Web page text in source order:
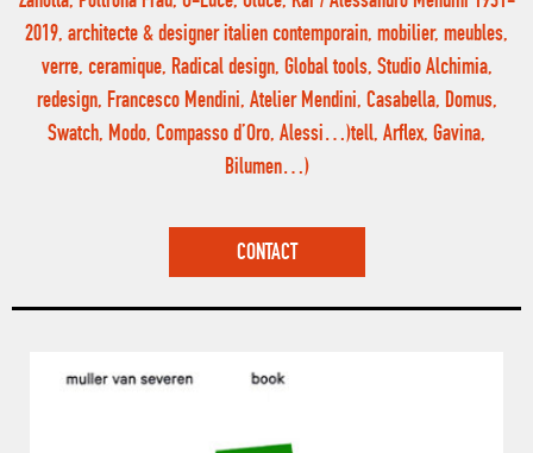
2019, architecte & designer italien contemporain, mobilier, meubles,
verre, ceramique, Radical design, Global tools, Studio Alchimia,
redesign, Francesco Mendini, Atelier Mendini, Casabella, Domus,
Swatch, Modo, Compasso d’Oro, Alessi…)tell, Arflex, Gavina,
Bilumen…)
CONTACT